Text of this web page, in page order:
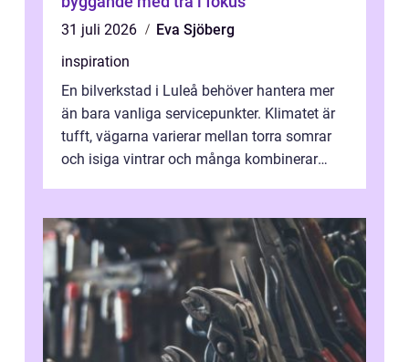
31 juli 2026
Eva Sjöberg
inspiration
En bilverkstad i Luleå behöver hantera mer
än bara vanliga servicepunkter. Klimatet är
tufft, vägarna varierar mellan torra somrar
och isiga vintrar och många kombinerar